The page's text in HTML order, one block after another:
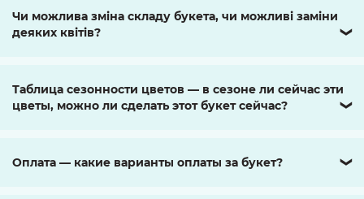
Чи можлива зміна складу букета, чи можливі заміни
деяких квітів?
❯
Таблица сезонности цветов — в сезоне ли сейчас эти
цветы, можно ли сделать этот букет сейчас?
❯
Оплата — какие варианты оплаты за букет? ❯